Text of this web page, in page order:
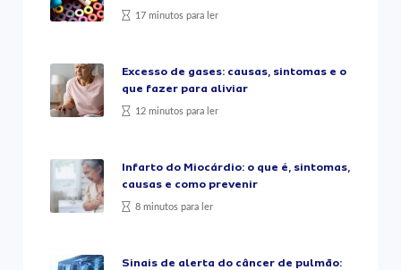
17 minutos para ler
Excesso de gases: causas, sintomas e o
que fazer para aliviar
12 minutos para ler
Infarto do Miocárdio: o que é, sintomas,
causas e como prevenir
8 minutos para ler
Sinais de alerta do câncer de pulmão: